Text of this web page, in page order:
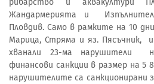
Жандармерията и
Пловдив. Само в рамките на 10
Марица, Стряма и яз. Пясъчник,
хванали 23-ма нарушители
финансови санкции в размер на 5
нарушителите са санкционирани